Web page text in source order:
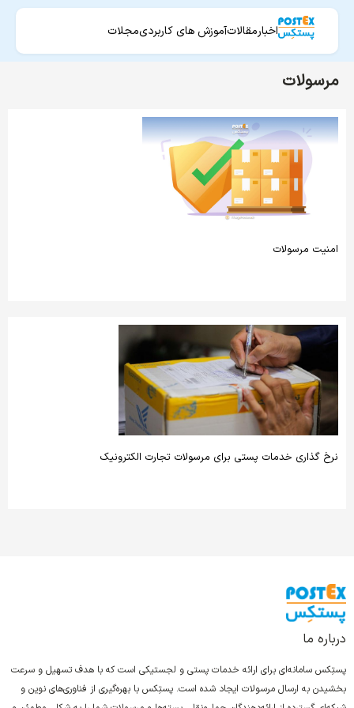
اخبارمقالاتآموزش های کاربردیمجلات
مرسولات
امنیت مرسولات
نرخ ­گذاری خدمات پستی برای مرسولات تجارت الکترونیک
درباره ما
پستِکس سامانه‌ای برای ارائه خدمات پستی و لجستیکی است که با هدف تسهیل و سرعت
بخشیدن به ارسال مرسولات ایجاد شده است. پستِکس با بهره‌گیری از فناوری‌های نوین و